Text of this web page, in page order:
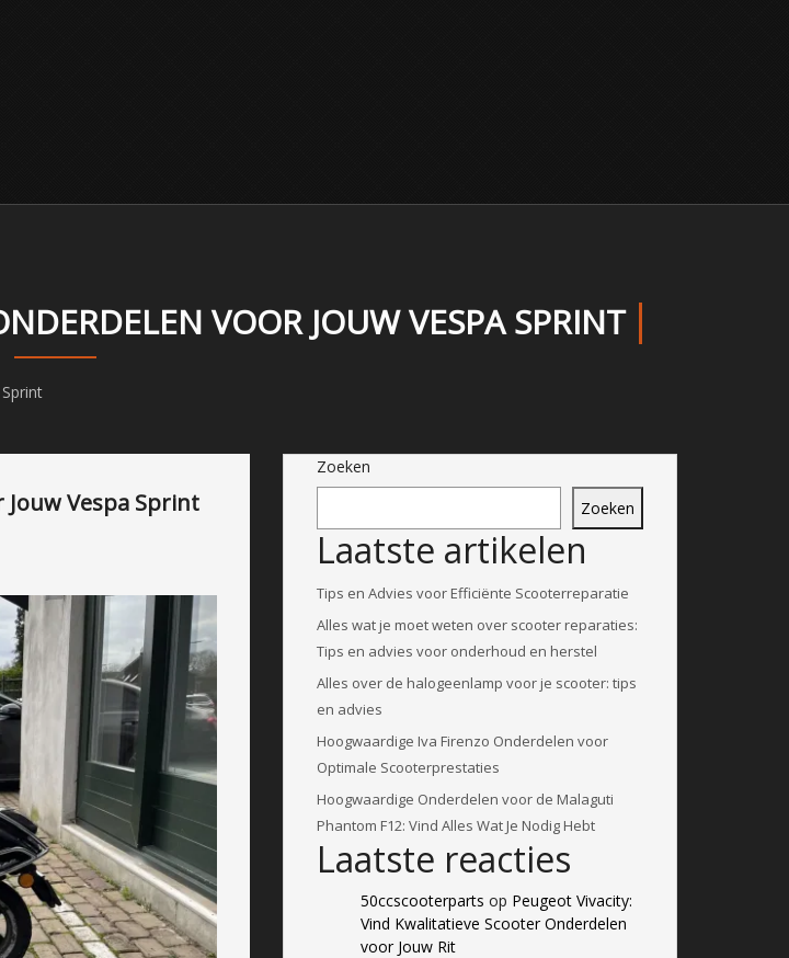
VOOR JOUW VESPA SPRINT
Vespa Sprint
Zoeken
Zoeken
Laatste artikelen
Tips en Advies voor Efficiënte Scooterreparatie
Alles wat je moet weten over scooter reparaties:
Tips en advies voor onderhoud en herstel
Alles over de halogeenlamp voor je scooter: tips
en advies
Hoogwaardige Iva Firenzo Onderdelen voor
Optimale Scooterprestaties
Hoogwaardige Onderdelen voor de Malaguti
Phantom F12: Vind Alles Wat Je Nodig Hebt
Laatste reacties
50ccscooterparts op Peugeot Vivacity:
Vind Kwalitatieve Scooter Onderdelen
voor Jouw Rit